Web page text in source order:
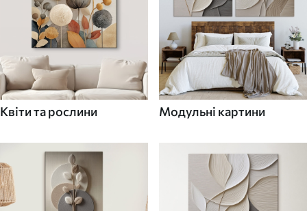
Квіти та рослини Модульні картини